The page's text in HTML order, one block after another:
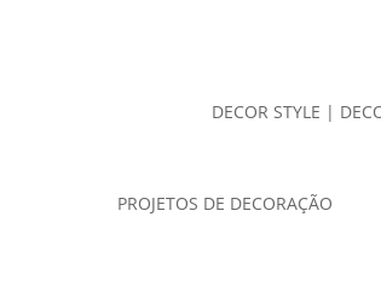
DECOR STYLE |
PROJETOS DE DECORAÇÃO